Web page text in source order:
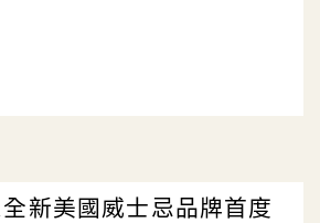
新美國威士忌品牌首度